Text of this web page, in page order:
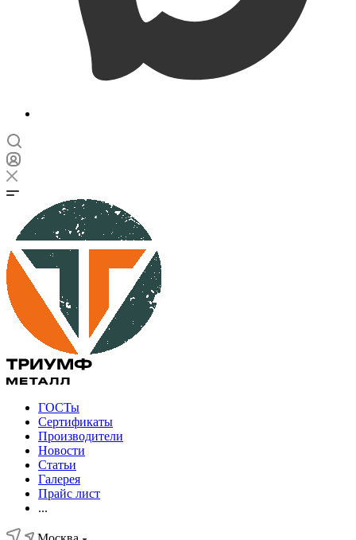
ГОСТы
Сертификаты
Производители
Новости
Статьи
Галерея
Прайс лист
...